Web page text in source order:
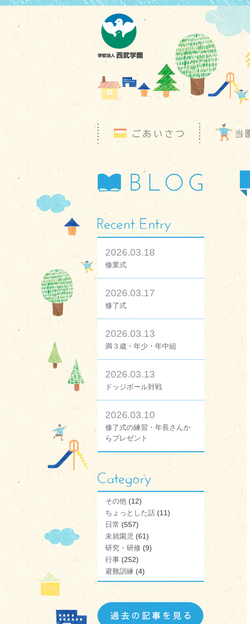
2026.03.18
修業式
2026.03.17
修了式
2026.03.13
満３歳・年少・年中組
2026.03.13
ドッジボール対戦
2026.03.10
修了式の練習・年長さんか
らプレゼント
その他 (12)
ちょっとした話 (11)
日常 (557)
未就園児 (61)
研究・研修 (9)
行事 (252)
避難訓練 (4)